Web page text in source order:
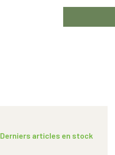
Derniers articles en stock